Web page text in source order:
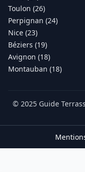
Toulon (26)
Perpignan (24)
Nice (23)
Béziers (19)
Avignon (18)
Montauban (18)
© 2025 Guide